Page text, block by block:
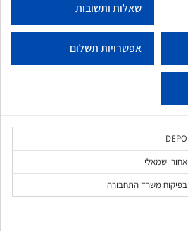
שאלות ותשובות
אפשרויות תשלום
DEPO
אחורי שמאלי
בפיקוח משרד התחבורה